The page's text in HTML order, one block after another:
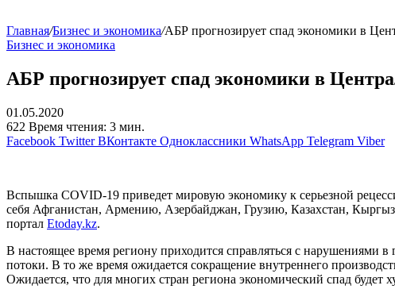
Главная/Бизнес и экономика/АБР прогнозирует спад экономики в
Бизнес и экономика
АБР прогнозирует спад экономики в
01.05.2020
622 Время чтения: 3 мин.
Facebook Twitter ВКонтакте Одноклассники WhatsApp Telegram Viber
Вспышка COVID-19 приведет мировую экономику к серьезной
себя Афганистан, Армению, Азербайджан, Грузию, Казахстан,
портал Etoday.kz.
В настоящее время региону приходится справляться с нарушениями
потоки. В то же время ожидается сокращение внутреннего
Ожидается, что для многих стран региона экономический спад будет